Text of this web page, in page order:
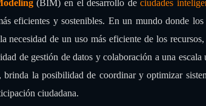
(BIM) en el desarrollo deciudades
eficientes y sostenibles. En un mundo donde
necesidad de un uso más eficiente de los
de gestión de datos y colaboración a una
la posibilidad de coordinar y optimizar